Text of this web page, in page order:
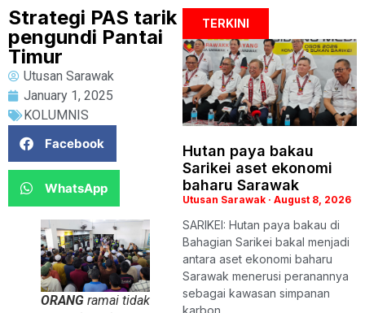
Strategi PAS tarik
pengundi Pantai
Timur
Utusan Sarawak
January 1, 2025
KOLUMNIS
Facebook
WhatsApp
ORANG ramai tidak
TERKINI
Hutan paya bakau
Sarikei aset ekonomi
baharu Sarawak
Utusan Sarawak August 8, 2026
SARIKEI: Hutan paya bakau di
Bahagian Sarikei bakal menjadi
antara aset ekonomi baharu
Sarawak menerusi peranannya
sebagai kawasan simpanan
karbon